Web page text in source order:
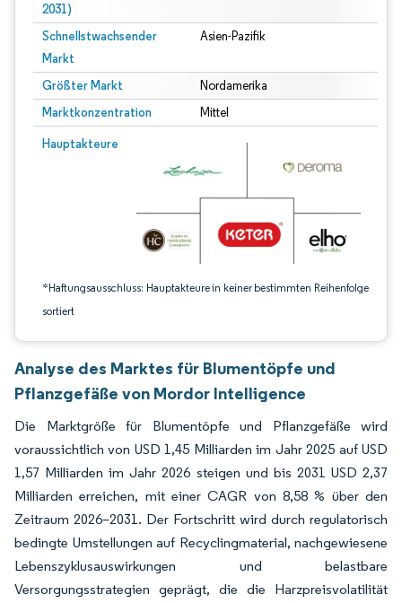
2031)
Schnellstwachsender
Markt
Asien-Pazifik
Größter Markt Nordamerika
Marktkonzentration Mittel
Hauptakteure
*Haftungsausschluss: Hauptakteure in keiner bestimmten Reihenfolge
sortiert
Bild © Mordor Intelligence. Wiederverwendung erfordert Namensnennung
Analyse des Marktes für Blumentöpfe und
Pflanzgefäße von Mordor Intelligence
Die Marktgröße für Blumentöpfe und Pflanzgefäße wird
voraussichtlich von USD 1,45 Milliarden im Jahr 2025 auf USD
1,57 Milliarden im Jahr 2026 steigen und bis 2031 USD 2,37
Milliarden erreichen, mit einer CAGR von 8,58 % über den
Zeitraum 2026–2031. Der Fortschritt wird durch regulatorisch
bedingte Umstellungen auf Recyclingmaterial, nachgewiesene
Lebenszyklusauswirkungen und belastbare
Versorgungsstrategien geprägt, die die Harzpreisvolatilität